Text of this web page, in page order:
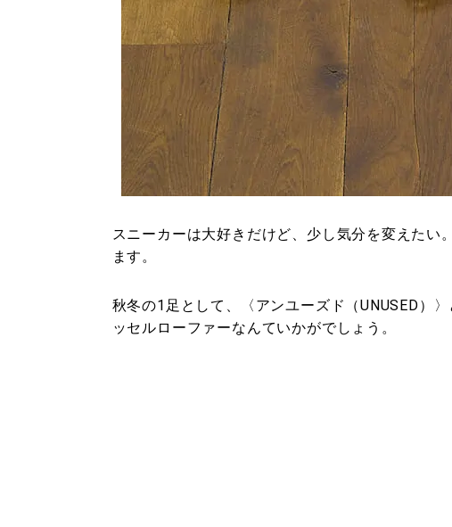
スニーカーは大好きだけど、少し気分を変えたい
ます。
秋冬の1足として、〈アンユーズド（UNUSED）
ッセルローファーなんていかがでしょう。